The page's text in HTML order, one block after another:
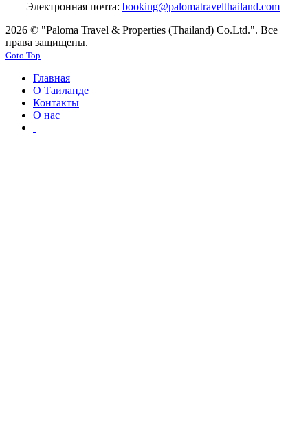
Электронная почта: booking@palomatravelthailand.com
2026 © "Paloma Travel & Properties (Thailand) Co.Ltd.". Все
права защищены.
Goto Top
Главная
О Таиланде
Контакты
О нас